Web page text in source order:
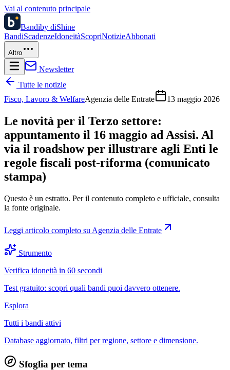
Vai al contenuto principale
Bandiby diShine
BandiScadenzeIdoneitàScopriNotizieAbbonati
Altro
Newsletter
Tutte le notizie
Fisco, Lavoro & WelfareAgenzia delle Entrate 13 maggio 2026
Le novità per il Terzo settore:
appuntamento il 16 maggio ad Assisi. Al
via il roadshow per illustrare agli Enti le
regole fiscali post-riforma (comunicato
stampa)
Questo è un estratto. Per il contenuto completo e ufficiale, consulta
la fonte originale.
Leggi articolo completo su Agenzia delle Entrate
Strumento
Verifica idoneità in 60 secondi
Test gratuito: scopri quali bandi puoi davvero ottenere.
Esplora
Tutti i bandi attivi
Database aggiornato, filtri per regione, settore e dimensione.
Sfoglia per tema